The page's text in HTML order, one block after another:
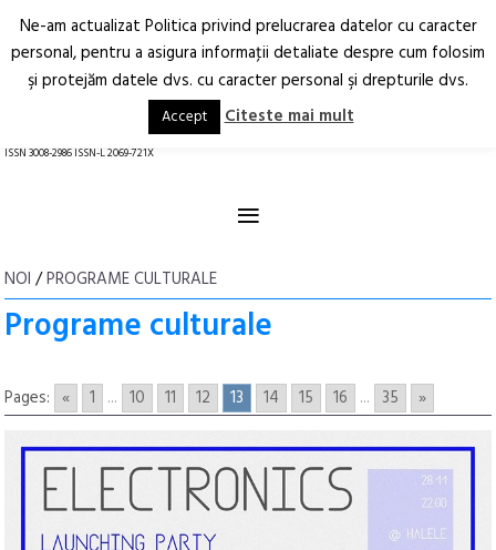
Arhitectură.
Oraș.
RO EN
ISSN 3008-2986 ISSN-L 2069-721X
≡
NOI /PROGRAME CULTURALE
Programe culturale
Pages: « 1 ... 10 11 12 13 14 15 16 ... 35 »
Ne-am actualizat Politica privind prelucrarea datelor cu caracter
personal, pentru a asigura informaţii detaliate despre cum folosim
şi protejăm datele dvs. cu caracter personal şi drepturile dvs.
Accept Citeste mai mult